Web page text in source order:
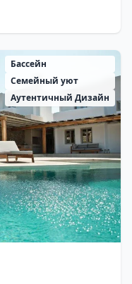
Бассейн
Семейный уют
Аутентичный Дизайн